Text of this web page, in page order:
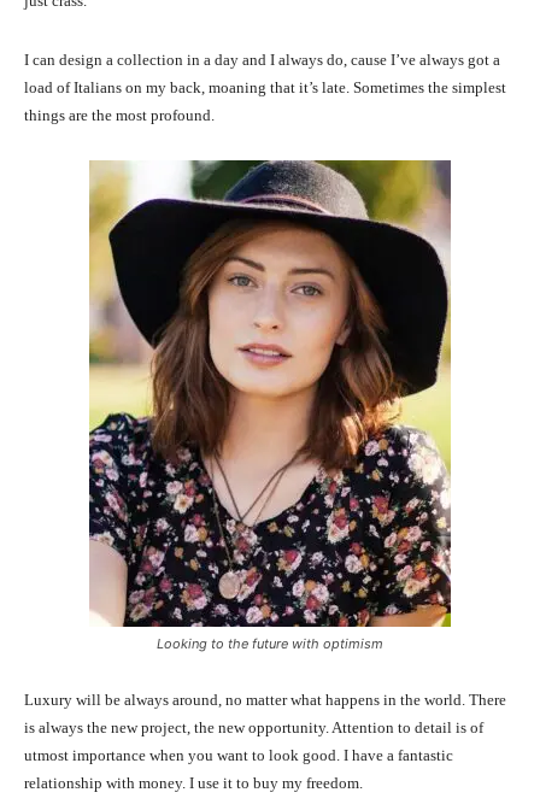
I can design a collection in a day and I always do, cause I’ve always got a
load of Italians on my back, moaning that it’s late. Sometimes the simplest
things are the most profound.
Looking to the future with optimism
Luxury will be always around, no matter what happens in the world. There
is always the new project, the new opportunity. Attention to detail is of
utmost importance when you want to look good. I have a fantastic
relationship with money. I use it to buy my freedom.